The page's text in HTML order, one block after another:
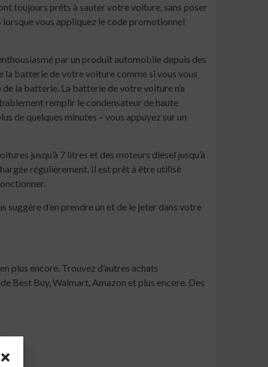
toujours prêts à sauter votre voiture, sans poser
lorsque vous appliquez le code promotionnel
par un produit automobile depuis des
la batterie de votre voiture comme si vous vous
la batterie. La batterie de votre voiture n’a
remplir le condensateur de haute
de quelques minutes – vous appuyez sur un
jusqu’à 7 litres et des moteurs diesel jusqu’à
régulièrement. Il est prêt à être utilisé
suggère d’en prendre un et de le jeter dans votre
plus encore. Trouvez d’autres achats
Best Buy, Walmart, Amazon et plus encore. Des